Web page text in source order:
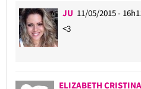
JU 11/05/2015 -
<3
ELIZABETH CRISTINA